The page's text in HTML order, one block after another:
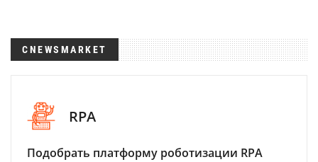
CNEWSMARKET
RPA
Подобрать платформу роботизации RPA